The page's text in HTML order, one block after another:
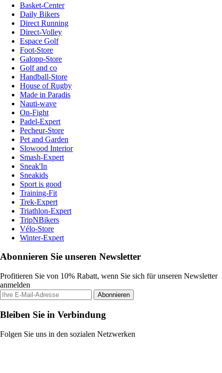
Basket-Center
Daily Bikers
Direct Running
Direct-Volley
Espace Golf
Foot-Store
Galopp-Store
Golf and co
Handball-Store
House of Rugby
Made in Paradis
Nauti-wave
On-Fight
Padel-Expert
Pecheur-Store
Pet and Garden
Slowood Interior
Smash-Expert
Sneak'In
Sneakids
Sport is good
Training-Fit
Trek-Expert
Triathlon-Expert
TripNBikers
Vélo-Store
Winter-Expert
Abonnieren Sie unseren Newsletter
Profitieren Sie von 10% Rabatt, wenn Sie sich für unseren Newsletter
anmelden
Abonnieren
Bleiben Sie in Verbindung
Folgen Sie uns in den sozialen Netzwerken